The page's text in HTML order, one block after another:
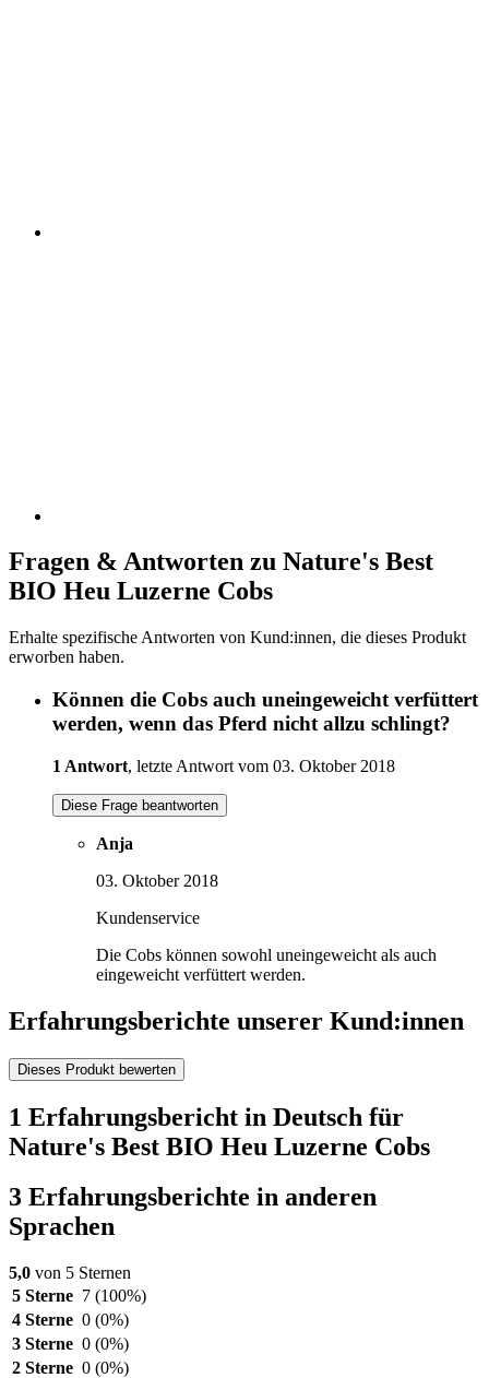
Fragen & Antworten zu Nature's Best
BIO Heu Luzerne Cobs
Erhalte spezifische Antworten von Kund:innen, die dieses Produkt
erworben haben.
Können die Cobs auch uneingeweicht verfüttert
werden, wenn das Pferd nicht allzu schlingt?
1 Antwort, letzte Antwort vom 03. Oktober 2018
Diese Frage beantworten
Anja
03. Oktober 2018
Kundenservice
Die Cobs können sowohl uneingeweicht als auch
eingeweicht verfüttert werden.
Erfahrungsberichte unserer Kund:innen
Dieses Produkt bewerten
1 Erfahrungsbericht in Deutsch für
Nature's Best BIO Heu Luzerne Cobs
3 Erfahrungsberichte in anderen
Sprachen
5,0 von 5 Sternen
5 Sterne 7 (100%)
4 Sterne 0 (0%)
3 Sterne 0 (0%)
2 Sterne 0 (0%)